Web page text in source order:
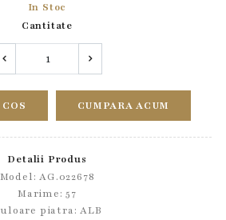
In Stoc
Cantitate
CUMPARA ACUM
Detalii Produs
Model: AG.022678
Marime: 57
piatra: ALB